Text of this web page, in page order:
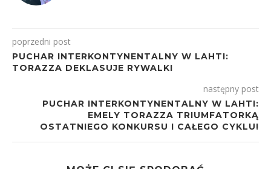
poprzedni post
PUCHAR INTERKONTYNENTALNY W LAHTI:
TORAZZA DEKLASUJE RYWALKI
następny post
PUCHAR INTERKONTYNENTALNY W LAHTI:
EMELY TORAZZA TRIUMFATORKĄ
OSTATNIEGO KONKURSU I CAŁEGO CYKLU!